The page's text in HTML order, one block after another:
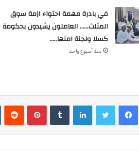
في بادرة مهمة احتواء ازمة سوق
المثلث…… العاملون يشيدون بحكومة
كسلا ولجنة امنها…..
منذ أسبوع واحد
فيسبوك بينتيريست